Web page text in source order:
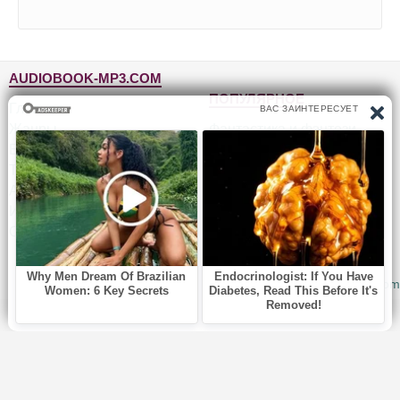
AUDIOBOOK-MP3.COM
Главная
Жанры
Блог
Топ-100
Авторы
Исполнители
Обратная связь
ПОПУЛЯРНОЕ
Фантастика и фэнтези
Детективы, триллеры
Для детей
Роман, проза
Приключения
Юмор, сатира
© 2010-2026Audiobook-mp3.com